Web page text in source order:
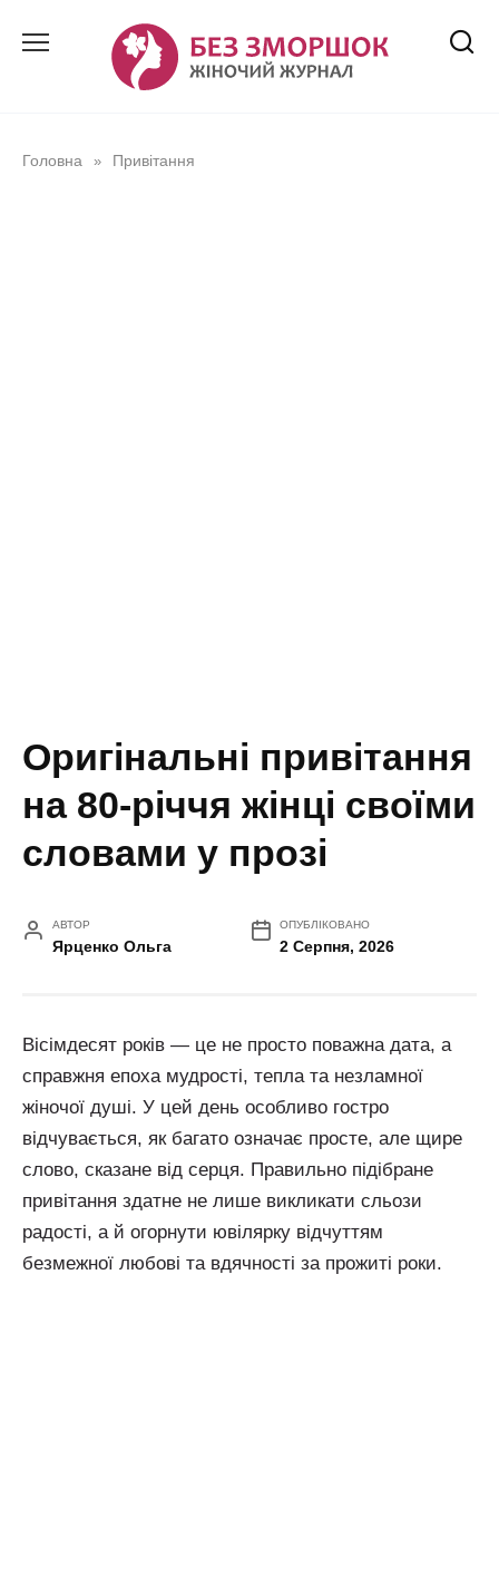
Головна » Привітання
Оригінальні привітання
на 80-річчя жінці своїми
словами у прозі
АВТОР
Ярценко Ольга
ОПУБЛІКОВАНО
2 Серпня, 2026
Вісімдесят років — це не просто поважна дата, а
справжня епоха мудрості, тепла та незламної
жіночої душі. У цей день особливо гостро
відчувається, як багато означає просте, але щире
слово, сказане від серця. Правильно підібране
привітання здатне не лише викликати сльози
радості, а й огорнути ювілярку відчуттям
безмежної любові та вдячності за прожиті роки.